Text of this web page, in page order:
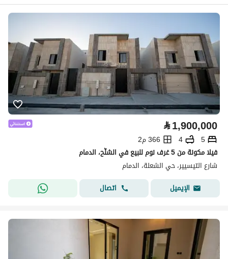
⃁1,900,000
5
4
366 م2
فيلا مكونة من 5 غرف نوم للبيع في الشلّح، الدمام
شارع التيسيير، حي الشعلة، الدمام
الإيميل
اتصال